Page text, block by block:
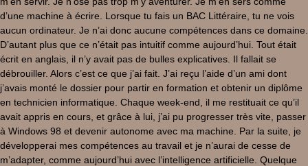
d’une machine à écrire. Lorsque tu fais un BAC Littéraire, tu ne vois
aucun ordinateur. Je n’ai donc aucune compétences dans ce domaine.
D’autant plus que ce n’était pas intuitif comme aujourd’hui. Tout était
écrit en anglais, il n’y avait pas de bulles explicatives. Il fallait se
débrouiller. Alors c’est ce que j’ai fait. J’ai reçu l’aide d’un ami dont
j’avais monté le dossier pour partir en formation et obtenir un diplôme
en technicien informatique. Chaque week-end, il me restituait ce qu’il
avait appris en cours, et grâce à lui, j’ai pu progresser très vite, passer
à Windows 98 et devenir autonome avec ma machine. Par la suite, je
développerai mes compétences au travail et je n’aurai de cesse de
m’adapter, comme aujourd’hui avec l’intelligence artificielle. Quelque